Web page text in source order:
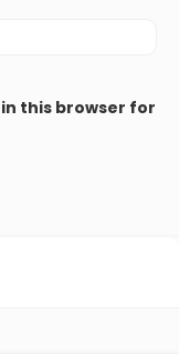
this browser for